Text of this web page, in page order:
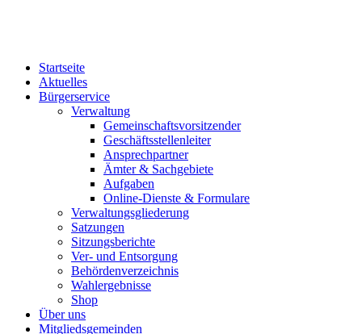
Startseite
Aktuelles
Bürgerservice
Verwaltung
Gemeinschaftsvorsitzender
Geschäftsstellenleiter
Ansprechpartner
Ämter & Sachgebiete
Aufgaben
Online-Dienste & Formulare
Verwaltungsgliederung
Satzungen
Sitzungsberichte
Ver- und Entsorgung
Behördenverzeichnis
Wahlergebnisse
Shop
Über uns
Mitgliedsgemeinden